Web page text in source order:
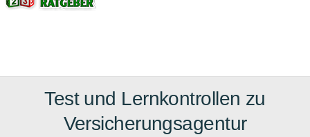
Test und Lernkontrollen zu
Versicherungsagentur